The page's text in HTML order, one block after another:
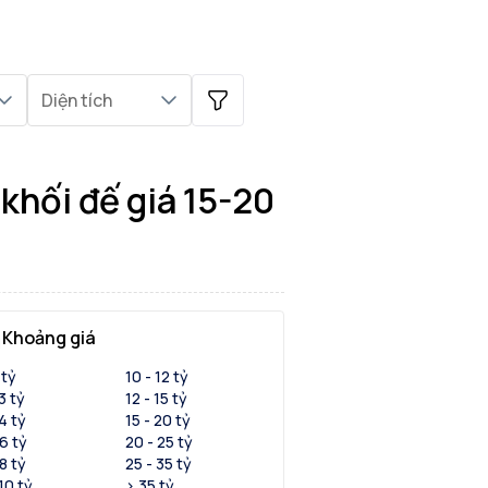
Diện tích
đế giá 15-20
Khoảng giá
tỷ
tỷ
tỷ
tỷ
tỷ
10 - 12 tỷ
12 - 15 tỷ
15 - 20 tỷ
20 - 25 tỷ
25 - 35 tỷ